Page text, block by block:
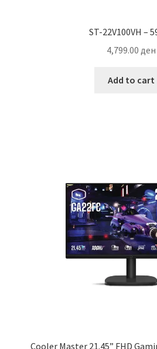
ST-22V100VH –
4,799.00 ден
Add to cart
Cooler Master 21.45” FHD